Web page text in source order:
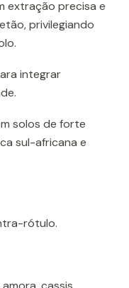
extração precisa e
privilegiando
integrar
solos de forte
sul-africana e
rótulo.